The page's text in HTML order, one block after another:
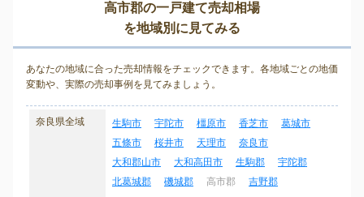
高市郡の一戸建て売却相場
を地域別に見てみる
あなたの地域に合った売却情報をチェックできます。各地域ごとの地価
変動や、実際の売却事例を見てみましょう。
奈良県全域 生駒市 宇陀市 橿原市 香芝市
葛城市
五條市
桜井市 天理市
奈良市
大和郡山市
大和高田市 生駒郡
宇陀郡
北葛城郡
磯城郡 高市郡 吉野郡